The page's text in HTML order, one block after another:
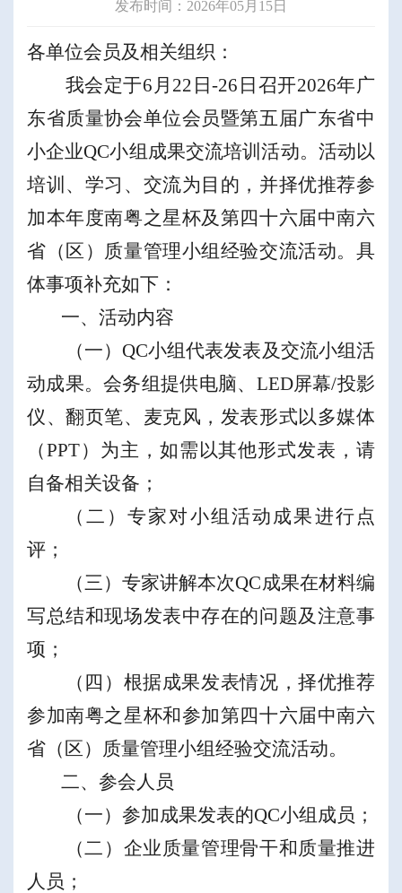
发布时间：2026年05月15日
各单位会员及相关组织：
我会定于6 月 22 日-26 日召开2026年广
东省质量协会单位会员暨第五届广东省中
小企业QC小组成果交流培训活动。活动以
培训、学习、交流为目的，并择优推荐参
加本年度南粤之星杯及第四十六届中南六
省 （ 区 ） 质量管理小组经验交流活动。具
体事项补充如下：
一、活动内容
（一） QC小组代表发表及交流小组活
动成果。会务组提供电脑、 LED屏幕/投影
仪、翻页笔、麦克风，发表形式以多媒体
（PPT） 为主，如需以其他形式发表，请
自备相关设备；
（二）专家对小组活动成果进行点
评；
（三）专家讲解本次QC成果在材料编
写总结和现场发表中存在的问题及注意事
项 ；
（ 四 ） 根据成果发表情况，择优推荐
参加南粤之星杯和参加第四十六届中南六
省 （ 区） 质量管理小组经验交流活动。
二、参会人员
（一）参加成果发表的QC小组成员；
（二）企业质量管理骨干和质量推进
人员；